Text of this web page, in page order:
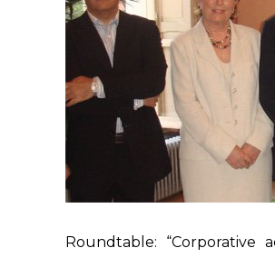
Roundtable: